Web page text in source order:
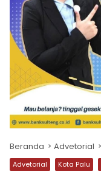
Beranda Advetorial
Advetorial Kota Palu